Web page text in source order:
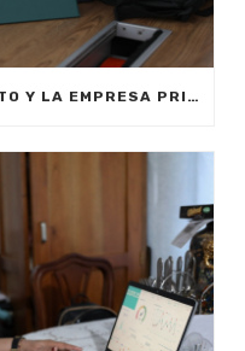
NUEVA ALIANZA DEL DISTRITO Y LA EMPRESA PRIVADA PERMITIRÁ FORMAR A CIUDADANOS DE MEDELLÍN EN INTELIGENCIA ARTIFICIAL APLICADA A LOS NEGOCIOS